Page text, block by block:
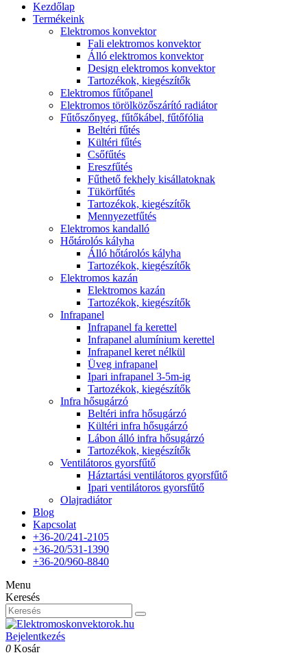
Kezdőlap
Termékeink
Elektromos konvektor
Fali elektromos konvektor
Álló elektromos konvektor
Design elektromos konvektor
Tartozékok, kiegészítők
Elektromos fűtőpanel
Elektromos törölközőszárító radiátor
Fűtőszőnyeg, fűtőkábel, fűtőfólia
Beltéri fűtés
Kültéri fűtés
Csőfűtés
Ereszfűtés
Fűthető fekhely kisállatoknak
Tükörfűtés
Tartozékok, kiegészítők
Mennyezetfűtés
Elektromos kandalló
Hőtárolós kályha
Álló hőtárolós kályha
Tartozékok, kiegészítők
Elektromos kazán
Elektromos kazán
Tartozékok, kiegészítők
Infrapanel
Infrapanel fa kerettel
Infrapanel alumínium kerettel
Infrapanel keret nélkül
Üveg infrapanel
Ipari infrapanel 3-5m-ig
Tartozékok, kiegészítők
Infra hősugárzó
Beltéri infra hősugárzó
Kültéri infra hősugárzó
Lábon álló infra hősugárzó
Tartozékok, kiegészítők
Ventilátoros gyorsfűtő
Háztartási ventilátoros gyorsfűtő
Ipari ventilátoros gyorsfűtő
Olajradiátor
Blog
Kapcsolat
+36-20/241-2105
+36-20/531-1390
+36-20/960-8840
Menu
Keresés
Bejelentkezés
0 Kosár